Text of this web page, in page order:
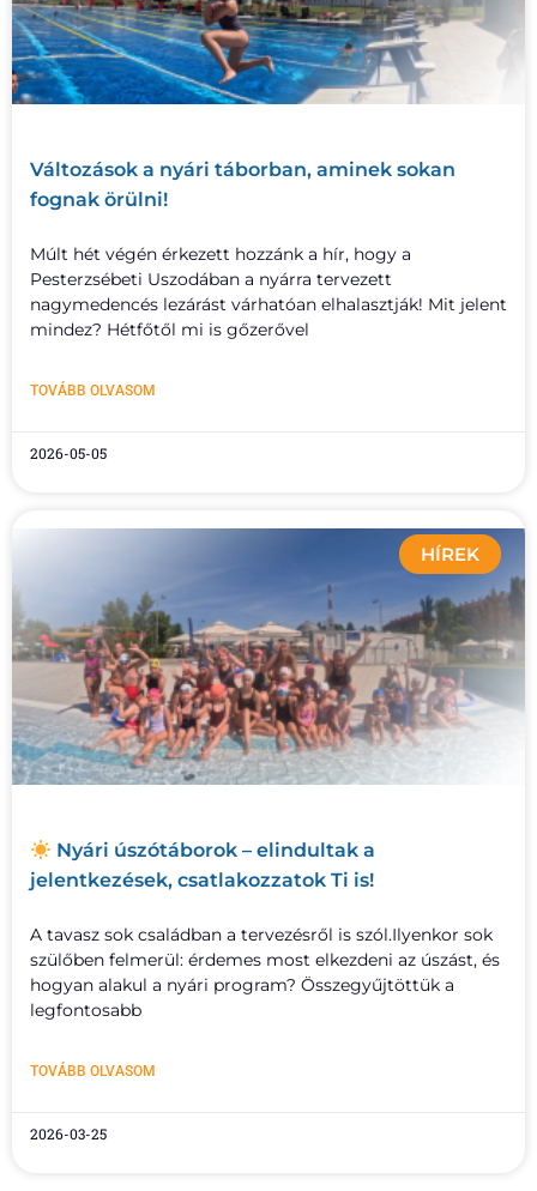
Változások a nyári táborban, aminek sokan
fognak örülni!
Múlt hét végén érkezett hozzánk a hír, hogy a
Pesterzsébeti Uszodában a nyárra tervezett
nagymedencés lezárást várhatóan elhalasztják! Mit jelent
mindez? Hétfőtől mi is gőzerővel
TOVÁBB OLVASOM
2026-05-05
HÍREK
Nyári úszótáborok – elindultak a
jelentkezések, csatlakozzatok Ti is!
A tavasz sok családban a tervezésről is szól.Ilyenkor sok
szülőben felmerül: érdemes most elkezdeni az úszást, és
hogyan alakul a nyári program? Összegyűjtöttük a
legfontosabb
TOVÁBB OLVASOM
2026-03-25